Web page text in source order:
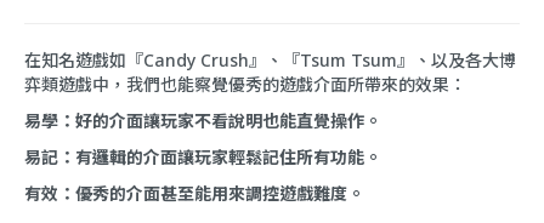
在知名遊戲如『Candy Crush』、『Tsum Tsum』、以及各大博
弈類遊戲中，我們也能察覺優秀的遊戲介面所帶來的效果：
易學：好的介面讓玩家不看說明也能直覺操作。
易記：有邏輯的介面讓玩家輕鬆記住所有功能。
有效：優秀的介面甚至能用來調控遊戲難度。